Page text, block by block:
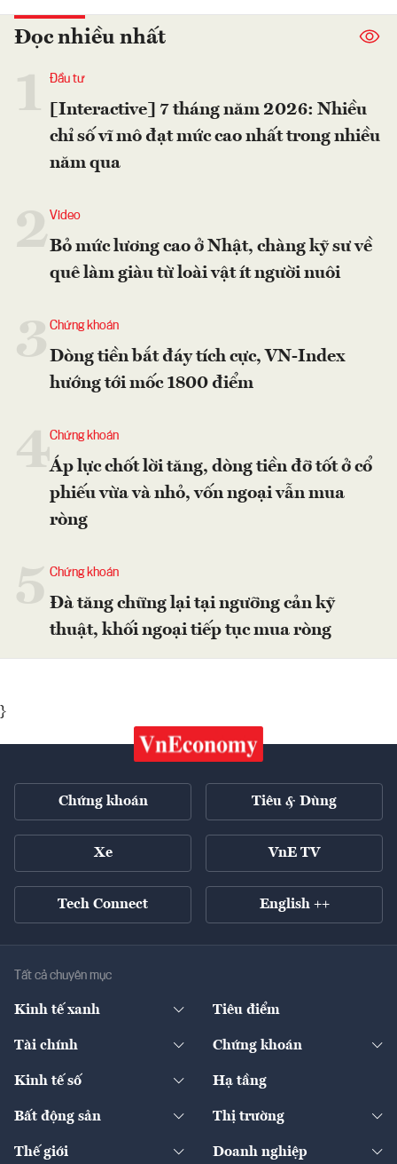
Đọc nhiều nhất
Đầu tư
[Interactive] 7 tháng năm 2026: Nhiều
chỉ số vĩ mô đạt mức cao nhất trong nhiều
năm qua
2Video
Bỏ mức lương cao ở Nhật, chàng kỹ sư về
quê làm giàu từ loài vật ít người nuôi
Chứng khoán
Dòng tiền bắt đáy tích cực, VN-Index
hướng tới mốc 1800 điểm
4Chứng khoán
Áp lực chốt lời tăng, dòng tiền đỡ tốt ở cổ
phiếu vừa và nhỏ, vốn ngoại vẫn mua
ròng
Chứng khoán
Đà tăng chững lại tại ngưỡng cản kỹ
thuật, khối ngoại tiếp tục mua ròng
}
Chứng khoán Tiêu & Dùng
Xe VnE TV
Tech Connect English ++
Tất cả chuyên mục
Kinh tế xanh
Diễn đàn
Tiêu điểm
Tài chính
Ngân hàng
Bảo hiểm
Chứng khoán
Doanh nghiệp niêm yết
Kinh tế số
Sản phẩm - Thị trường
Hạ tầng
Bất động sản
Chính sách
Thị trường
Thế giới Doanh nghiệp